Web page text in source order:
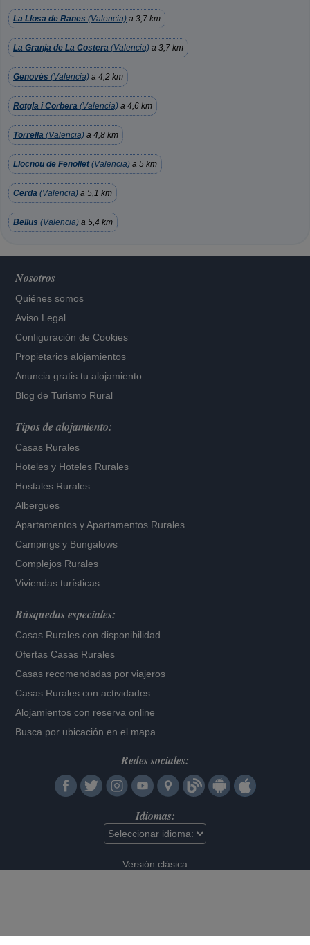
La Llosa de Ranes (Valencia) a 3,7 km
La Granja de La Costera (Valencia) a 3,7 km
Genovés (Valencia) a 4,2 km
Rotgla i Corbera (Valencia) a 4,6 km
Torrella (Valencia) a 4,8 km
Llocnou de Fenollet(Valencia) a 5 km
Cerda (Valencia) a 5,1 km
Bellus (Valencia) a 5,4 km
Nosotros
Quiénes somos
Aviso Legal
Configuración de Cookies
Propietarios alojamientos
Anuncia gratis tu alojamiento
Blog de Turismo Rural
Tipos de alojamiento:
Casas Rurales
Hoteles y Hoteles Rurales
Hostales Rurales
Albergues
Apartamentos yApartamentos Rurales
Campings y Bungalows
Complejos Rurales
Viviendas turísticas
Búsquedas especiales:
Casas Rurales con disponibilidad
Ofertas Casas Rurales
Casas recomendadas por viajeros
Casas Rurales con actividades
Alojamientos con reserva online
Busca por ubicación en el mapa
Redes sociales:
Idiomas:
Versión clásica